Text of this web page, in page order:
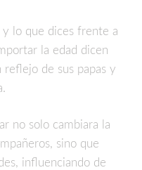
y lo que dices frente a
la edad dicen
reflejo de sus papas y
no solo cambiara la
sino que
influenciando de